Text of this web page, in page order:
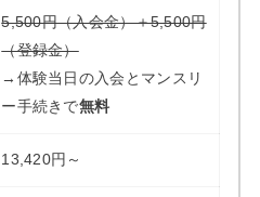
5,500円（入会金）＋5,500円
（登録金）
→体験当日の入会とマンスリ
ー手続きで無料
13,420円～